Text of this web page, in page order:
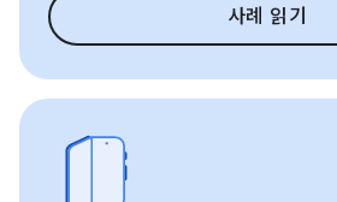
사례 읽기